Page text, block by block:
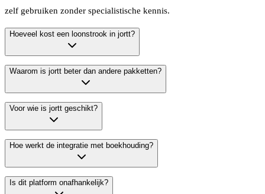
zelf gebruiken zonder specialistische kennis.
Hoeveel kost een loonstrook in jortt?
Een loonstrook in jortt kost €9,50. Jortt heeft momenteel ook een
welkomstactie waarbij je 3 maanden gratis kunt proberen.
Waarom is jortt beter dan andere pakketten?
Jortt elimineert complexiteit door alles in één geïntegreerd systeem te
combineren: salaris, loonaangifte en boekhouding. Er is geen aparte
koppeling nodig, alles wordt automatisch verwerkt volgens actuele
wetgeving. Het is gemaakt voor ondernemers, niet voor HR-
Voor wie is jortt geschikt?
Jortt richt zich op DGA's, holding BV's en bedrijven met 1 tot 25
werknemers. Het is ideaal als je zelf je salarisadministratie wilt doen
zonder ingewikkelde software of dure accountants.
Hoe werkt de integratie met boekhouding?
In jortt zijn boekhouding en salaris volledig geïntegreerd. Je hoeft
Is dit platform onafhankelijk?